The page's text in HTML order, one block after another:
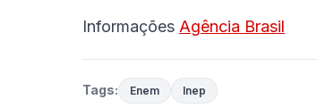
Informações Agência Brasil
Tags: Enem Inep